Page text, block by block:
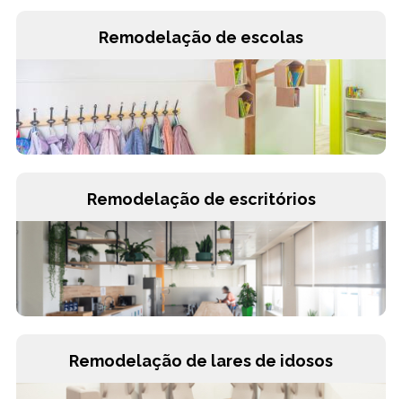
Remodelação de escolas
Remodelação de escritórios
Remodelação de lares de idosos